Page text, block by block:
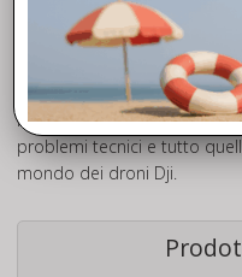
Grazie all’esperienza
offrirti la massima
metteremo a tua
modello, chiarendoti molti
nozioni di avvio al volo,
problemi tecnici e tutto
mondo dei droni Dji.